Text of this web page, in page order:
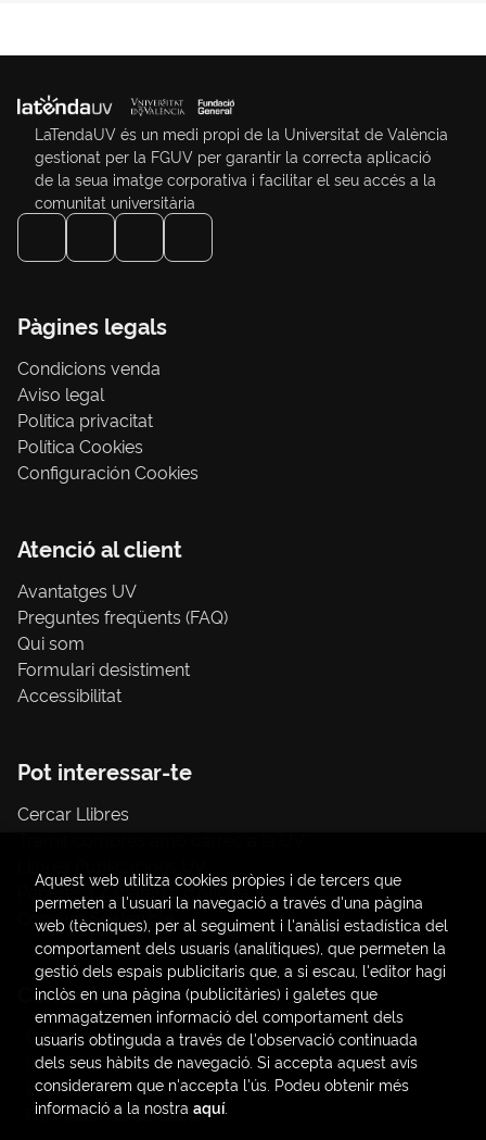
LaTendaUV és un medi propi de la Universitat de València
gestionat per la FGUV per garantir la correcta aplicació
de la seua imatge corporativa i facilitar el seu accés a la
comunitat universitària
Pàgines legals
Condicions venda
Aviso legal
Política privacitat
Política Cookies
Configuración Cookies
Atenció al client
Avantatges UV
Preguntes freqüents (FAQ)
Qui som
Formulari desistiment
Accessibilitat
Pot interessar-te
Cercar Llibres
Papereria / material d'oficina
Consum Sostenible
Contacte
C/ Amadeo de Saboya, 4
(+34) 963828968
latendauv@fundacio.es
Formulari de contacte
Aquest web utilitza cookies pròpies i de tercers que
permeten a l'usuari la navegació a través d'una pàgina
web (tècniques), per al seguiment i l'anàlisi estadística del
comportament dels usuaris (analítiques), que permeten la
gestió dels espais publicitaris que, a si escau, l'editor hagi
inclòs en una pàgina (publicitàries) i galetes que
emmagatzemen informació del comportament dels
usuaris obtinguda a través de l'observació continuada
dels seus hàbits de navegació. Si accepta aquest avís
considerarem que n'accepta l'ús. Podeu obtenir més
informació a la nostra aquí.